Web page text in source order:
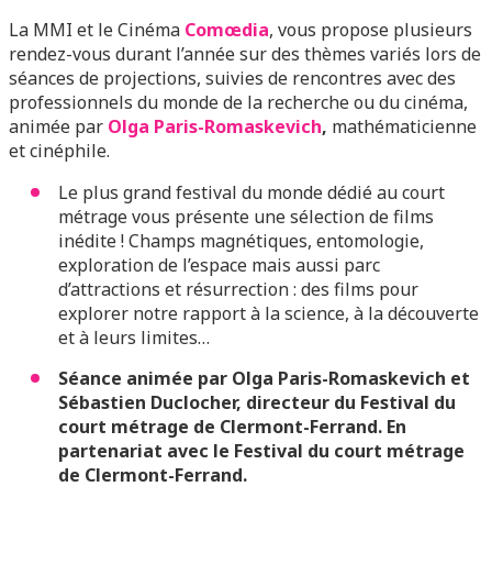
La MMI et le Cinéma Comœdia, vous propose plusieurs
rendez-vous durant l’année sur des thèmes variés lors de
séances de projections, suivies de rencontres avec des
professionnels du monde de la recherche ou du cinéma,
animée par Olga Paris-Romaskevich, mathématicienne
et cinéphile.
Le plus grand festival du monde dédié au court
métrage vous présente une sélection de films
inédite ! Champs magnétiques, entomologie,
exploration de l’espace mais aussi parc
d’attractions et résurrection : des films pour
explorer notre rapport à la science, à la découverte
et à leurs limites…
Séance animée par Olga Paris-Romaskevich et
Sébastien Duclocher, directeur du Festival du
court métrage de Clermont-Ferrand. En
partenariat avec le Festival du court métrage
de Clermont-Ferrand.